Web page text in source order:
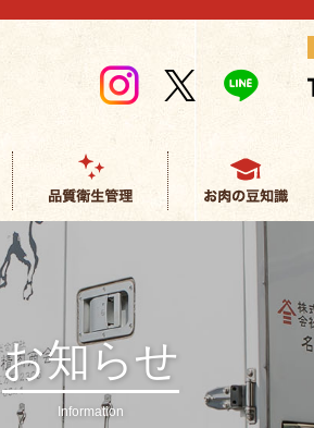
お知らせ
Information